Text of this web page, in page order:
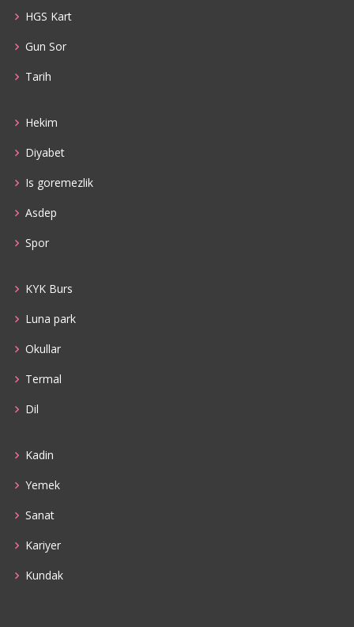
HGS Kart
Gun Sor
Tarih
Hekim
Diyabet
Is goremezlik
Asdep
Spor
KYK Burs
Luna park
Okullar
Termal
Dil
Kadin
Yemek
Sanat
Kariyer
Kundak